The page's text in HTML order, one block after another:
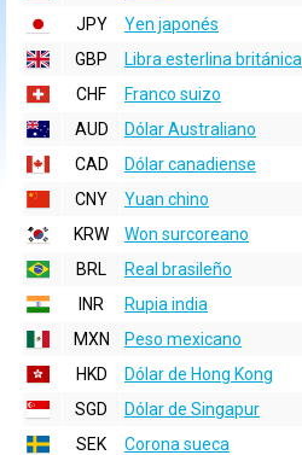
JPY
Yen japonés
GBP
Libra esterlina británica
CHF
Franco suizo
AUD
Dólar Australiano
CAD
Dólar canadiense
CNY
Yuan chino
KRW
Won surcoreano
BRL
Real brasileño
INR
Rupia india
MXN
Peso mexicano
HKD
Dólar de Hong Kong
SGD
Dólar de Singapur
SEK
Corona sueca